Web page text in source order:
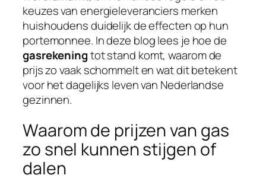
keuzes van energieleveranciers merken
huishoudens duidelijk de effecten op hun
portemonnee. In deze blog lees je hoe de
gasrekeningtot stand komt, waarom de
prijs zo vaak schommelt en wat dit betekent
voor het dagelijks leven van Nederlandse
gezinnen.
Waarom de prijzen van gas
zo snel kunnen stijgen of
dalen